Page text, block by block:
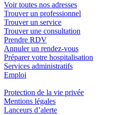
Voir toutes nos adresses
Trouver un professionnel
Trouver un service
Trouver une consultation
Prendre RDV
Annuler un rendez-vous
Préparer votre hospitalisation
Services administratifs
Emploi​
Protection de la vie privée
Mentions légales
Lanceurs d’alerte